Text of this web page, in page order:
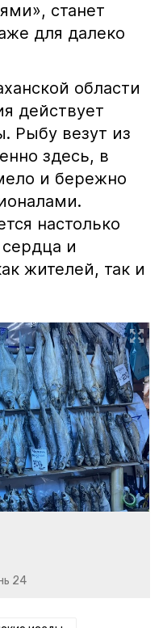
станет
для далеко
области
действует
Рыбу везут из
здесь, в
и бережно
настолько
и
жителей, так и
24